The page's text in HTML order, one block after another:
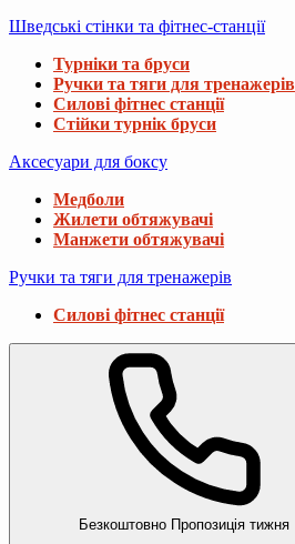
Шведські стінки та фітнес-станції
Турніки та бруси
Ручки та тяги для тренажерів
Силові фітнес станції
Стійки турнік бруси
Аксесуари для боксу
Медболи
Жилети обтяжувачі
Манжети обтяжувачі
Ручки та тяги для тренажерів
Силові фітнес станції
Безкоштовно Пропозиція тижня